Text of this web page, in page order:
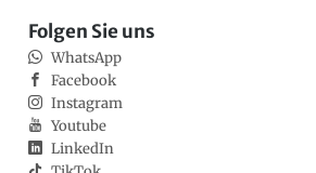
Folgen Sie uns
WhatsApp
Facebook
Instagram
Youtube
LinkedIn